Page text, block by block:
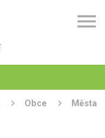

Obce Města